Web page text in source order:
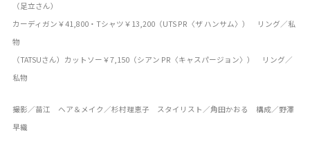
（足立さん）
カーディガン￥41,800・Tシャツ￥13,200（UTS PR〈ザ ハンサム〉） リング／私
物
（TATSUさん）カットソー￥7,150（シアン PR〈キャスパージョン〉） リング／
私物
撮影／苗江 ヘア＆メイク／杉村理恵子 スタイリスト／角田かおる 構成／野澤
早織